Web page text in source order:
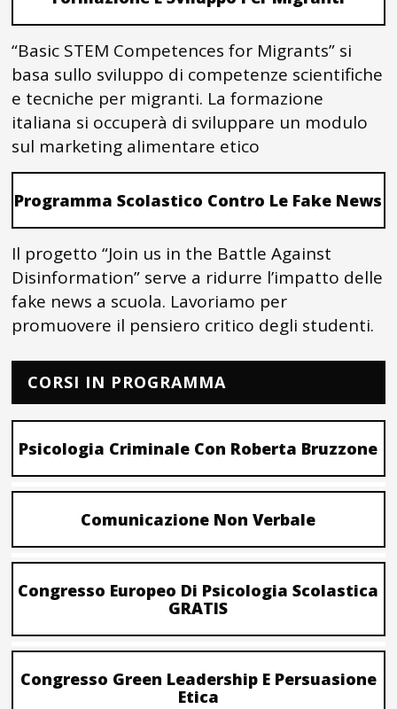
“Basic STEM Competences for Migrants” si
basa sullo sviluppo di competenze scientifiche
e tecniche per migranti. La formazione
italiana si occuperà di sviluppare un modulo
sul marketing alimentare etico
Programma Scolastico Contro Le Fake News
Il progetto “Join us in the Battle Against
Disinformation” serve a ridurre l’impatto delle
fake news a scuola. Lavoriamo per
promuovere il pensiero critico degli studenti.
CORSI IN PROGRAMMA
Psicologia Criminale Con Roberta Bruzzone
Comunicazione Non Verbale
Congresso Europeo Di Psicologia Scolastica
GRATIS
Congresso Green Leadership E Persuasione
Etica